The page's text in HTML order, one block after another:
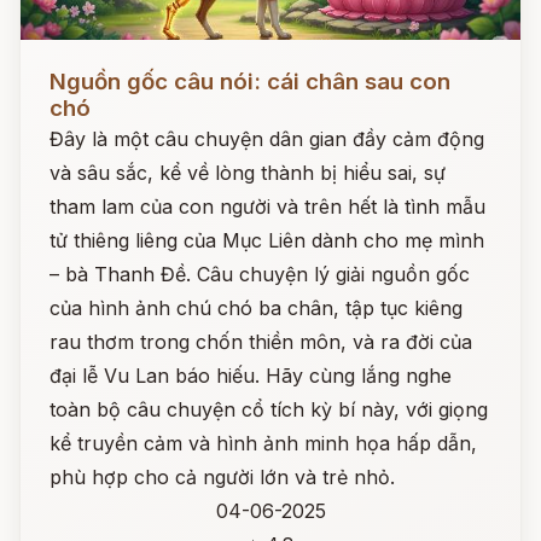
Đọc ngay
Nguồn gốc câu nói: cái chân sau con
chó
Đây là một câu chuyện dân gian đầy cảm động
và sâu sắc, kể về lòng thành bị hiểu sai, sự
tham lam của con người và trên hết là tình mẫu
tử thiêng liêng của Mục Liên dành cho mẹ mình
– bà Thanh Đề. Câu chuyện lý giải nguồn gốc
của hình ảnh chú chó ba chân, tập tục kiêng
rau thơm trong chốn thiền môn, và ra đời của
đại lễ Vu Lan báo hiếu. Hãy cùng lắng nghe
toàn bộ câu chuyện cổ tích kỳ bí này, với giọng
kể truyền cảm và hình ảnh minh họa hấp dẫn,
phù hợp cho cả người lớn và trẻ nhỏ.
04-06-2025